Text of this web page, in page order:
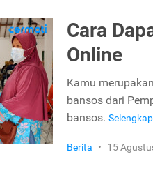
Cara
Online
Kamu
bansos dari
bansos.
Berita • 15